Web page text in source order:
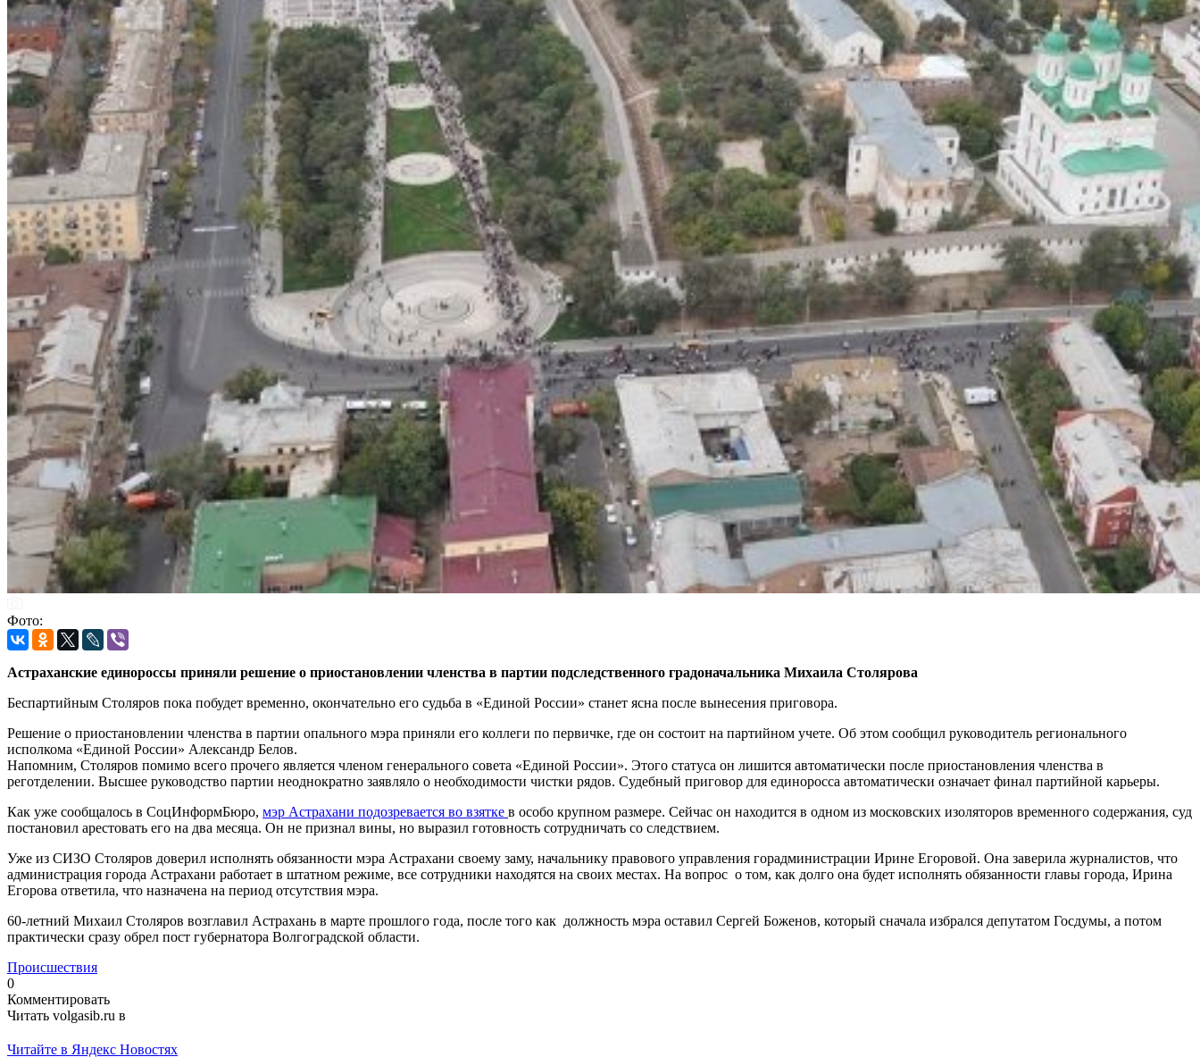
Фото:
Астраханские единороссы приняли решение о приостановлении членства в партии подследственного градоначальника Михаила Столярова
Беспартийным Столяров пока побудет временно, окончательно его судьба в «Единой России» станет ясна после вынесения приговора.
Решение о приостановлении членства в партии опального мэра приняли его коллеги по первичке, где он состоит на партийном учете. Об этом сообщил руководитель регионального
исполкома «Единой России» Александр Белов.
Напомним, Столяров помимо всего прочего является членом генерального совета «Единой России». Этого статуса он лишится автоматически после приостановления членства в
реготделении. Высшее руководство партии неоднократно заявляло о необходимости чистки рядов. Судебный приговор для единоросса автоматически означает финал партийной карьеры.
Как уже сообщалось в СоцИнформБюро, мэр Астрахани подозревается во взятке в особо крупном размере. Сейчас он находится в одном из московских изоляторов временного содержания, суд
постановил арестовать его на два месяца. Он не признал вины, но выразил готовность сотрудничать со следствием.
Уже из СИЗО Столяров доверил исполнять обязанности мэра Астрахани своему заму, начальнику правового управления горадминистрации Ирине Егоровой. Она заверила журналистов, что
администрация города Астрахани работает в штатном режиме, все сотрудники находятся на своих местах. На вопрос о том, как долго она будет исполнять обязанности главы города, Ирина
Егорова ответила, что назначена на период отсутствия мэра.
60-летний Михаил Столяров возглавил Астрахань в марте прошлого года, после того как должность мэра оставил Сергей Боженов, который сначала избрался депутатом Госдумы, а потом
практически сразу обрел пост губернатора Волгоградской области.
Происшествия
0
Комментировать
Читать volgasib.ru в
Читайте в Яндекс Новостях